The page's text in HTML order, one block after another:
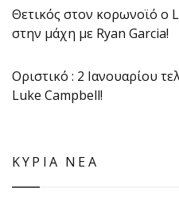
Θετικός στον κορωνοϊό ο
στην μάχη με Ryan Garcia!
Οριστικό : 2 Ιανουαρίου
Luke Campbell!
ΚΥΡΙΑ ΝΕΑ